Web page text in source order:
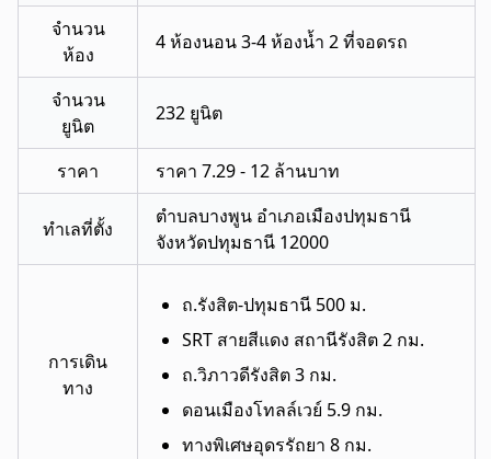
จำนวน
ห้อง
4 ห้องนอน 3-4 ห้องน้ำ 2 ที่จอดรถ
จำนวน
ยูนิต
232 ยูนิต
ราคา ราคา 7.29 - 12 ล้านบาท
ทำเลที่ตั้ง
ตำบลบางพูน อำเภอเมืองปทุมธานี
จังหวัดปทุมธานี 12000
การเดิน
ทาง
ถ.รังสิต-ปทุมธานี 500 ม.
SRT สายสีแดง สถานีรังสิต 2 กม.
ถ.วิภาวดีรังสิต 3 กม.
ดอนเมืองโทลล์เวย์ 5.9 กม.
ทางพิเศษอุดรรัถยา 8 กม.